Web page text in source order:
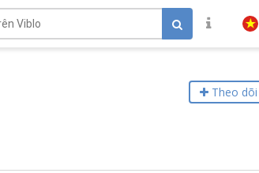
Theo dõi